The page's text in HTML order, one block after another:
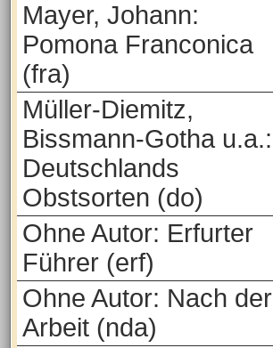
Mayer, Johann:
Pomona Franconica
(fra)
Müller-Diemitz,
Bissmann-Gotha u.a.:
Deutschlands
Obstsorten (do)
Ohne Autor: Erfurter
Führer (erf)
Ohne Autor: Nach der
Arbeit (nda)